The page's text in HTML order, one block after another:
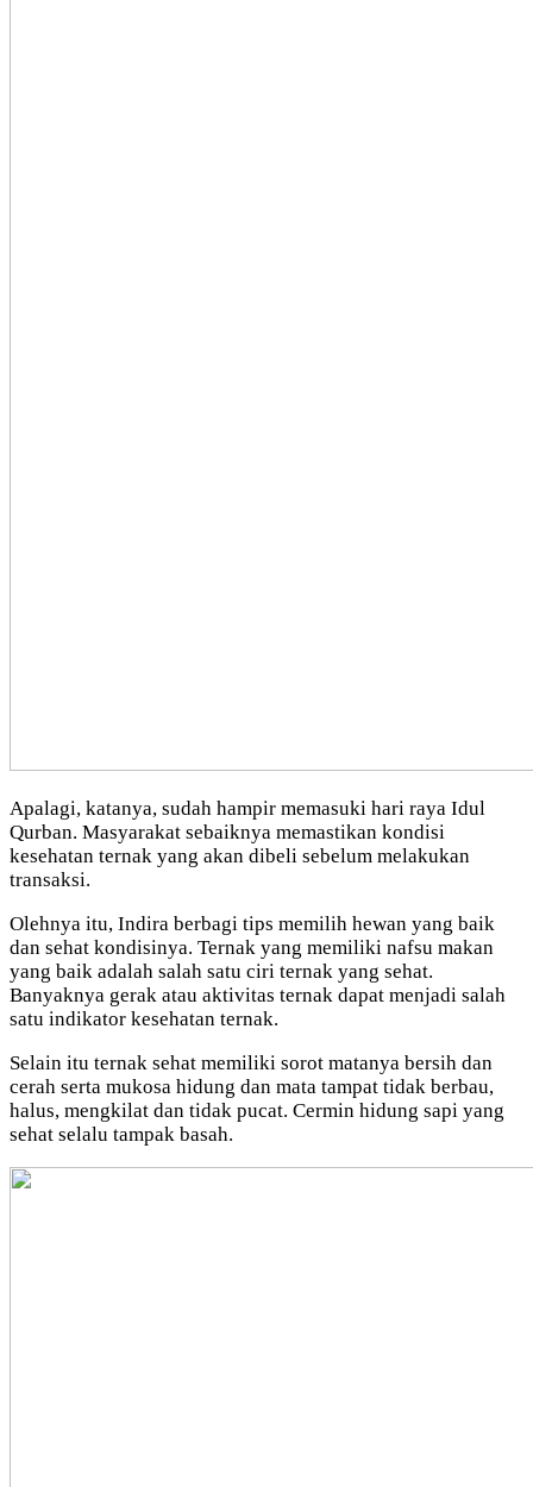
Apalagi, katanya, sudah hampir memasuki hari raya Idul
Qurban. Masyarakat sebaiknya memastikan kondisi
kesehatan ternak yang akan dibeli sebelum melakukan
transaksi.
Olehnya itu, Indira berbagi tips memilih hewan yang baik
dan sehat kondisinya. Ternak yang memiliki nafsu makan
yang baik adalah salah satu ciri ternak yang sehat.
Banyaknya gerak atau aktivitas ternak dapat menjadi salah
satu indikator kesehatan ternak.
Selain itu ternak sehat memiliki sorot matanya bersih dan
cerah serta mukosa hidung dan mata tampat tidak berbau,
halus, mengkilat dan tidak pucat. Cermin hidung sapi yang
sehat selalu tampak basah.